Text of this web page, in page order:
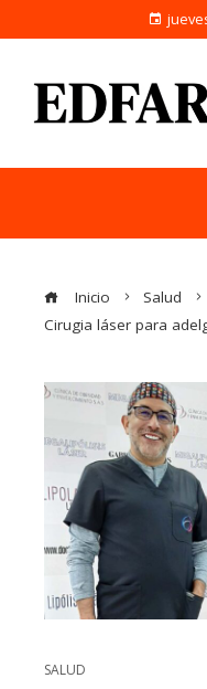
Inicio
Salud
Cirugia láser para
SALUD